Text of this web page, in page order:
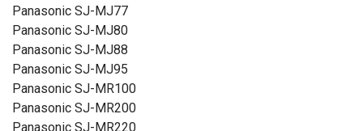
Panasonic SJ-MJ77
Panasonic SJ-MJ80
Panasonic SJ-MJ88
Panasonic SJ-MJ95
Panasonic SJ-MR100
Panasonic SJ-MR200
Panasonic SJ-MR220